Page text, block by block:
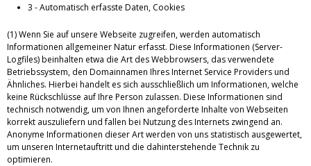
3 - Automatisch erfasste Daten, Cookies
(1) Wenn Sie auf unsere Webseite zugreifen, werden automatisch
Informationen allgemeiner Natur erfasst. Diese Informationen (Server-
Logfiles) beinhalten etwa die Art des Webbrowsers, das verwendete
Betriebssystem, den Domainnamen Ihres Internet Service Providers und
Ähnliches. Hierbei handelt es sich ausschließlich um Informationen, welche
keine Rückschlüsse auf Ihre Person zulassen. Diese Informationen sind
technisch notwendig, um von Ihnen angeforderte Inhalte von Webseiten
korrekt auszuliefern und fallen bei Nutzung des Internets zwingend an.
Anonyme Informationen dieser Art werden von uns statistisch ausgewertet,
um unseren Internetauftritt und die dahinterstehende Technik zu
optimieren.